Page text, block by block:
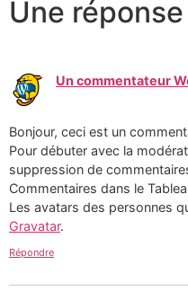
Une réponse
Un commentateur
Bonjour, ceci est un
Pour débuter avec la
suppression de
Commentaires dans le
Les avatars des personnes
Gravatar.
Répondre